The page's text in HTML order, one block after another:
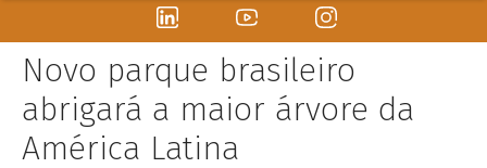
Novo parque brasileiro
abrigará a maior árvore da
América Latina